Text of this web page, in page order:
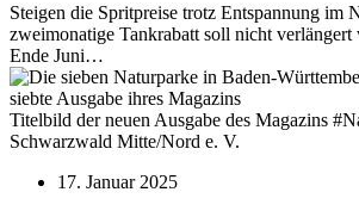
Steigen die Spritpreise trotz Entspannung im
zweimonatige Tankrabatt soll nicht
Ende Juni…
Titelbild der neuen Ausgabe des Magazins
Schwarzwald Mitte/Nord e. V.
17. Januar 2025